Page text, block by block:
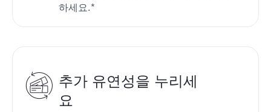
하세요.*
추가 유연성을 누리세
요